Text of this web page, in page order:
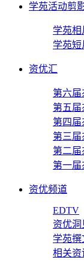
学苑活动剪
学苑相
学苑短
资优汇
第六届
第五届
第四届
第三届
第二届
第一届
资优频道
EDTV
资优洞
学苑撰
相关资